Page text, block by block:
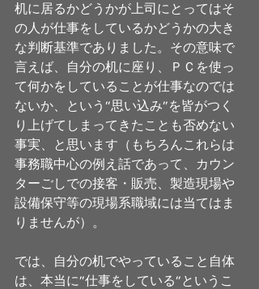
机に居るかどうかが上司にとってはそ
の人が仕事をしているかどうかの大き
な判断基準でありました。その意味で
言えば、自分の机に座り、ＰＣを使っ
て何かをしていることが仕事なのでは
ないか、という”思い込み”を皆がつく
り上げてしまってきたことも否めない
事実、と思います（もちろんこれらは
事務職中心の例え話であって、カウン
ターごしでの接客・販売、製造現場や
設備保守等の現場系職域には当てはま
りませんが）。
では、自分の机でやっていること自体
は、本当に”仕事をしている”というこ